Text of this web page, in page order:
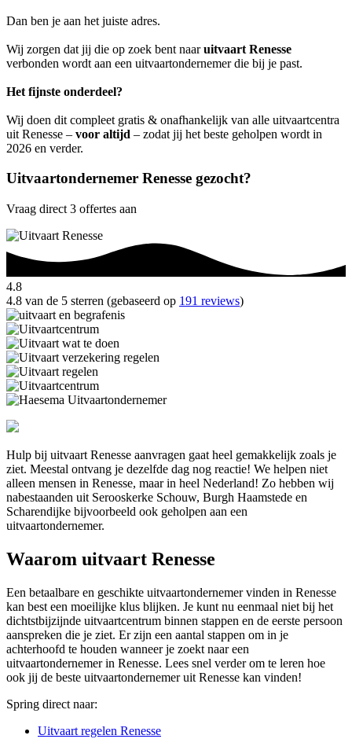
Dan ben je aan het juiste adres.
Wij zorgen dat jij die op zoek bent naaruitvaart Renesse
verbonden wordt aan een uitvaartondernemer die bij je past.
Het fijnste onderdeel?
Wij doen dit compleet gratis & onafhankelijk van alle uitvaartcentra
uit Renesse – voor altijd – zodat jij het beste geholpen wordt in
2026 en verder.
Uitvaartondernemer Renesse gezocht?
Vraag direct 3 offertes aan
4.8
4.8 van de 5 sterren (gebaseerd op 191 reviews)
Hulp bij uitvaart Renesse aanvragen gaat heel gemakkelijk zoals je
ziet. Meestal ontvang je dezelfde dag nog reactie! We helpen niet
alleen mensen in Renesse, maar in heel Nederland! Zo hebben wij
nabestaanden uit Serooskerke Schouw, Burgh Haamstede en
Scharendijke bijvoorbeeld ook geholpen aan een
uitvaartondernemer.
Waarom uitvaart Renesse
Een betaalbare en geschikte uitvaartondernemer vinden in Renesse
kan best een moeilijke klus blijken. Je kunt nu eenmaal niet bij het
dichtstbijzijnde uitvaartcentrum binnen stappen en de eerste persoon
aanspreken die je ziet. Er zijn een aantal stappen om in je
achterhoofd te houden wanneer je zoekt naar een
uitvaartondernemer in Renesse. Lees snel verder om te leren hoe
ook jij de beste uitvaartondernemer uit Renesse kan vinden!
Spring direct naar:
Uitvaart regelen Renesse